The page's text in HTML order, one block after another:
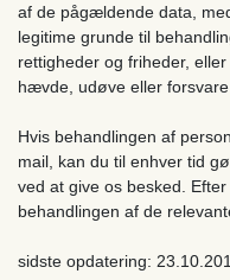
af ​​de pågældende data,
legitime grunde til
rettigheder og friheder,
hævde, udøve eller forsvare
Hvis behandlingen af
mail, kan du til enhver tid
ved at give os besked.
behandlingen af ​​de
sidste opdatering: